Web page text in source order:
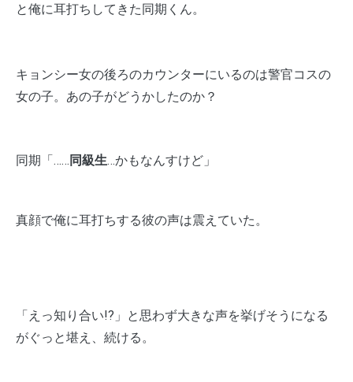
と俺に耳打ちしてきた同期くん。
キョンシー女の後ろのカウンターにいるのは警官コスの
女の子。あの子がどうかしたのか？
同期「…… 同級生…かもなんすけど」
真顔で俺に耳打ちする彼の声は震えていた。
「えっ知り合い!?」と思わず大きな声を挙げそうになる
がぐっと堪え、続ける。